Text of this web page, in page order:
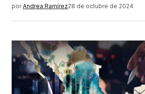
por Andrea Ramírez28 de octubre de 2024